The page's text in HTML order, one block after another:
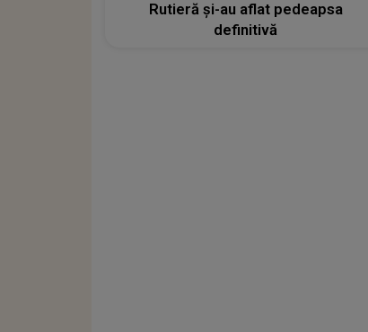
Rutieră și-au aflat pedeapsa
definitivă